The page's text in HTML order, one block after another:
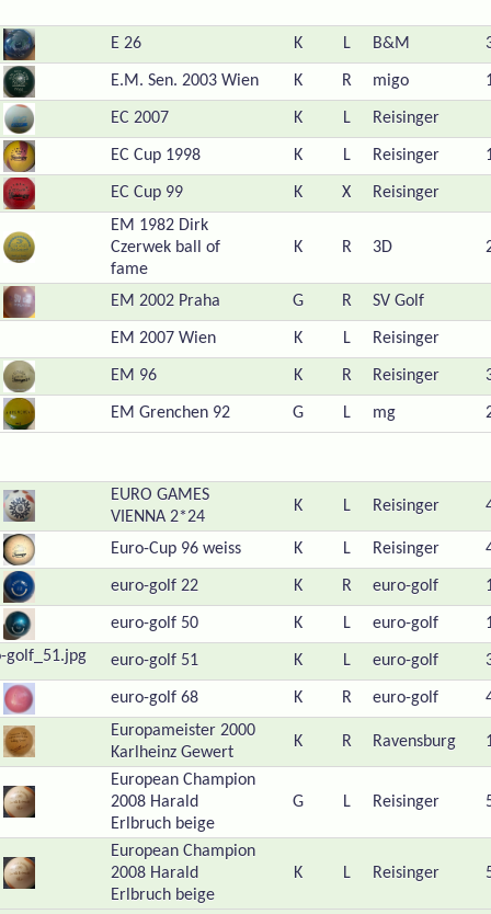
E 26 K L B&M
E.M. Sen. 2003 Wien K R migo
EC 2007 K L Reisinger
EC Cup 1998 K L Reisinger
EC Cup 99 K X
Reisinger
EM 1982 Dirk
Czerwek ball of
fame
K R 3D
EM 2002 Praha G R SV Golf
EM 2007 Wien K L Reisinger
EM 96 K R Reisinger
EM Grenchen 92 G L mg
EURO GAMES
VIENNA 2*24
K L Reisinger
Euro-Cup 96 weiss K L Reisinger
euro-golf 22 K R euro-golf
euro-golf 50 K L euro-golf
euro-golf 51 K L euro-golf
euro-golf 68 K R euro-golf
Europameister 2000
Karlheinz Gewert
K R Ravensburg
European Champion
2008 Harald
Erlbruch beige
G L Reisinger
European Champion
2008 Harald
Erlbruch beige
K L Reisinger